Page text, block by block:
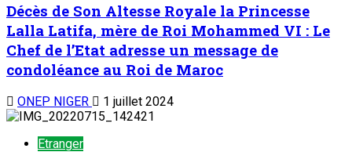
Décès de Son Altesse Royale la Princesse
Lalla Latifa, mère de Roi Mohammed VI : Le
Chef de l’Etat adresse un message de
condoléance au Roi de Maroc
ONEP NIGER 1 juillet 2024
Etranger